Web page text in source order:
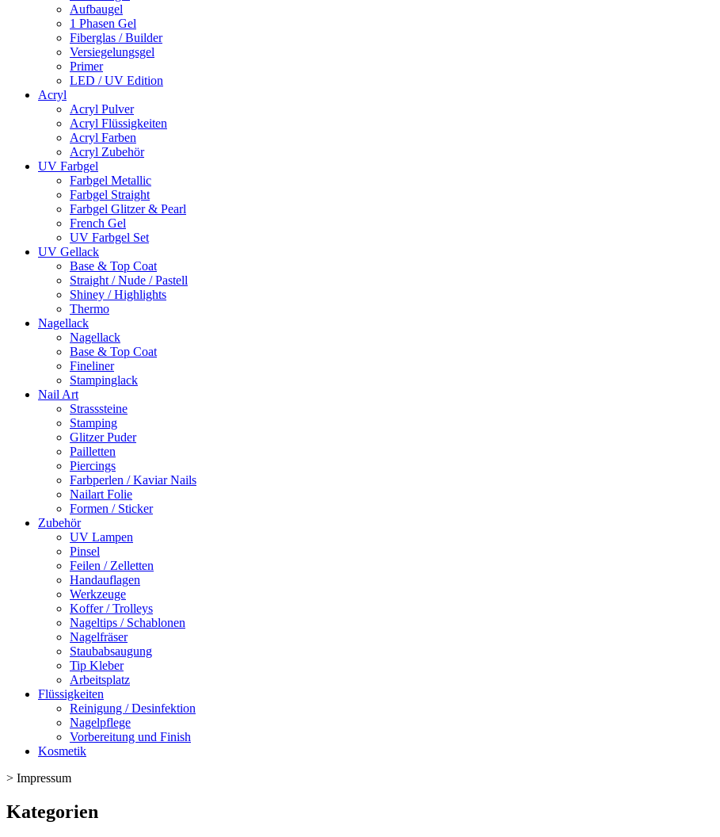
Aufbaugel
1 Phasen Gel
Fiberglas / Builder
Versiegelungsgel
Primer
LED / UV Edition
Acryl
Acryl Pulver
Acryl Flüssigkeiten
Acryl Farben
Acryl Zubehör
UV Farbgel
Farbgel Metallic
Farbgel Straight
Farbgel Glitzer & Pearl
French Gel
UV Farbgel Set
UV Gellack
Base & Top Coat
Straight / Nude / Pastell
Shiney / Highlights
Thermo
Nagellack
Nagellack
Base & Top Coat
Fineliner
Stampinglack
Nail Art
Strasssteine
Stamping
Glitzer Puder
Pailletten
Piercings
Farbperlen / Kaviar Nails
Nailart Folie
Formen / Sticker
Zubehör
UV Lampen
Pinsel
Feilen / Zelletten
Handauflagen
Werkzeuge
Koffer / Trolleys
Nageltips / Schablonen
Nagelfräser
Staubabsaugung
Tip Kleber
Arbeitsplatz
Flüssigkeiten
Reinigung / Desinfektion
Nagelpflege
Vorbereitung und Finish
Kosmetik
> Impressum
Kategorien